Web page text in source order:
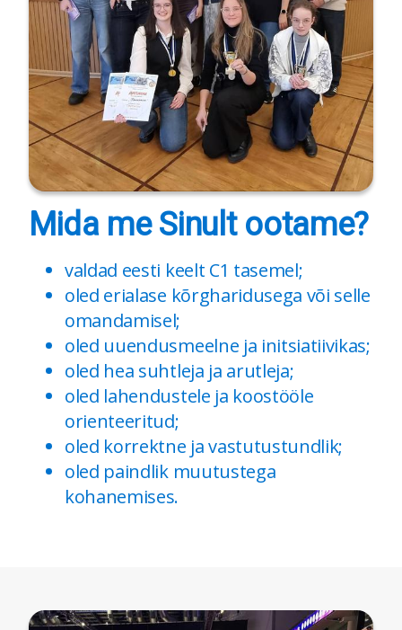
Mida me Sinult ootame?
valdad eesti keelt C1 tasemel;
oled erialase kõrgharidusega või selle
omandamisel;
oled uuendusmeelne ja initsiatiivikas;
oled hea suhtleja ja arutleja;
oled lahendustele ja koostööle
orienteeritud;
oled korrektne ja vastutustundlik;
oled paindlik muutustega
kohanemises.